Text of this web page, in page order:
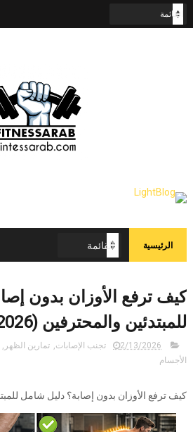
الرئيسية
كيف ترفع الأوزان بدون
للمبتدئين والمحترفين (2026)
2/13/2026 تجنب الإصابات, تمارين الظهر ,
الأجسام
كيف ترفع الأوزان بدون إصابة؟ دليل شامل